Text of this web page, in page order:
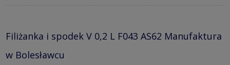
Filiżanka i spodek V 0,2 L F043 AS62 Manufaktura
w Bolesławcu